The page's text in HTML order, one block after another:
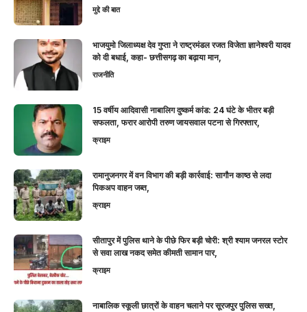
मुद्दे की बात
भाजयुमो जिलाध्यक्ष देव गुप्ता ने राष्ट्रमंडल रजत विजेता ज्ञानेश्वरी यादव
को दी बधाई, कहा- छत्तीसगढ़ का बढ़ाया मान,
राजनीति
15 वर्षीय आदिवासी नाबालिग दुष्कर्म कांड: 24 घंटे के भीतर बड़ी
सफलता, फरार आरोपी तरुण जायसवाल पटना से गिरफ्तार,
क्राइम
रामानुजनगर में वन विभाग की बड़ी कार्रवाई: सागौन काष्ठ से लदा
पिकअप वाहन जब्त,
क्राइम
सीतापुर में पुलिस थाने के पीछे फिर बड़ी चोरी: श्री श्याम जनरल स्टोर
से सवा लाख नकद समेत कीमती सामान पार,
क्राइम
नाबालिक स्कूली छात्रों के वाहन चलाने पर सूरजपुर पुलिस सख्त,